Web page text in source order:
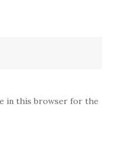
in this browser for the